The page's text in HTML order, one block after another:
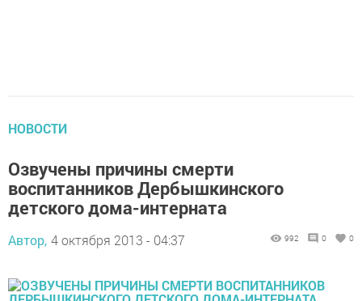
НОВОСТИ
Озвучены причины смерти
воспитанников Дербышкинского
детского дома-интерната
Автор, 4 октября 2013 - 04:37 992 0 0